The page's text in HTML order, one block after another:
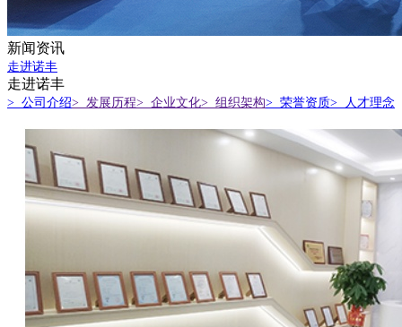
新闻资讯
走进诺丰
走进诺丰
> 公司介绍> 发展历程> 企业文化> 组织架构> 荣誉资质> 人才理念